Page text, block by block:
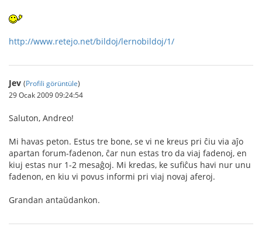
http://www.retejo.net/bildoj/lernobildoj/1/
Jev (Profili görüntüle)
29 Ocak 2009 09:24:54
Saluton, Andreo!
Mi havas peton. Estus tre bone, se vi ne kreus pri ĉiu via aĵo
apartan forum-fadenon, ĉar nun estas tro da viaj fadenoj, en
kiuj estas nur 1-2 mesaĝoj. Mi kredas, ke sufiĉus havi nur unu
fadenon, en kiu vi povus informi pri viaj novaj aferoj.
Grandan antaŭdankon.